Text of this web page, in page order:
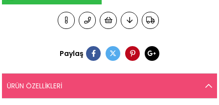
Paylaş
ÜRÜN ÖZELLIKLERI